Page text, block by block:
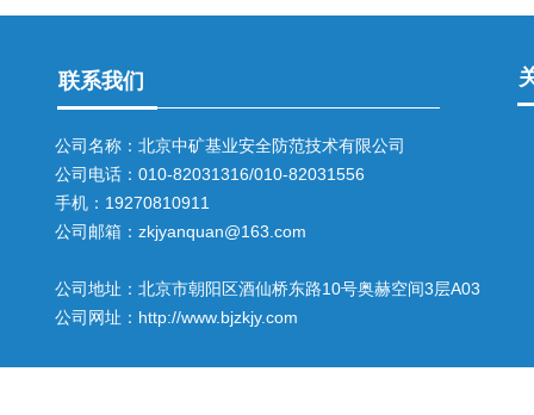
联系我们
公司名称：北京中矿基业安全防范技术有限公司
公司电话：010-82031316/010-82031556
手机：19270810911
公司邮箱：zkjyanquan@163.com
公司地址：北京市朝阳区酒仙桥东路10号奥赫空间3层A03
公司网址：http://www.bjzkjy.com